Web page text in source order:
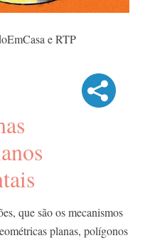
e RTP
que são os mecanismos
planas, polígonos